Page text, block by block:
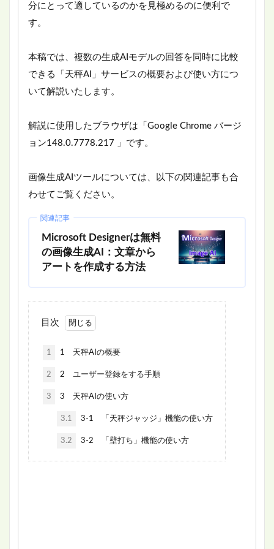
分にとって適しているのかを見極めるのに便利で
す。
本稿では、複数の生成AIモデルの回答を同時に比較
できる「天秤AI」サービスの概要および使い方につ
いて解説いたします。
解説に使用したブラウザは「Google Chrome バージ
ョン148.0.7778.217 」です。
画像生成AIツールについては、以下の関連記事も合
わせてご覧ください。
関連記事
Microsoft Designerは無料
の画像生成AI：文章から
アートを作成する方法
目次
1 1 天秤AIの概要
2 2 ユーザー登録をする手順
3 3 天秤AIの使い方
3.1 3-1 「天秤ジャッジ」機能の使い方
3.2 3-2 「壁打ち」機能の使い方